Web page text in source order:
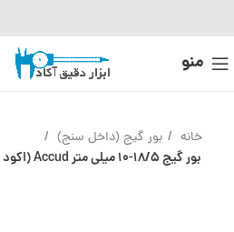
منو
خانه بور گیج (داخل سنج)